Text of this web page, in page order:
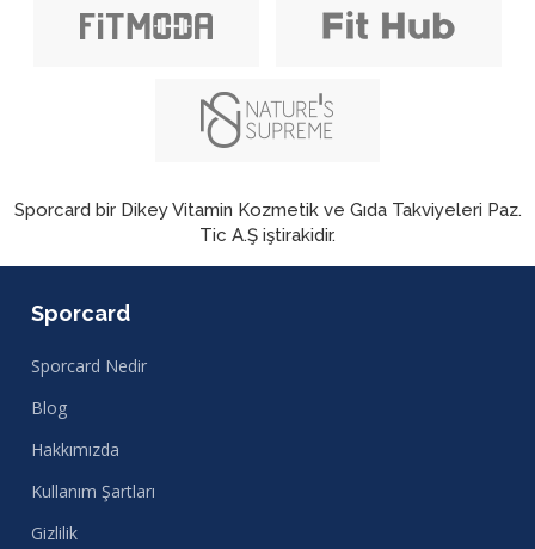
Sporcard bir Dikey Vitamin Kozmetik ve Gıda Takviyeleri Paz.
Tic A.Ş iştirakidir.
Sporcard
Sporcard Nedir
Blog
Hakkımızda
Kullanım Şartları
Gizlilik